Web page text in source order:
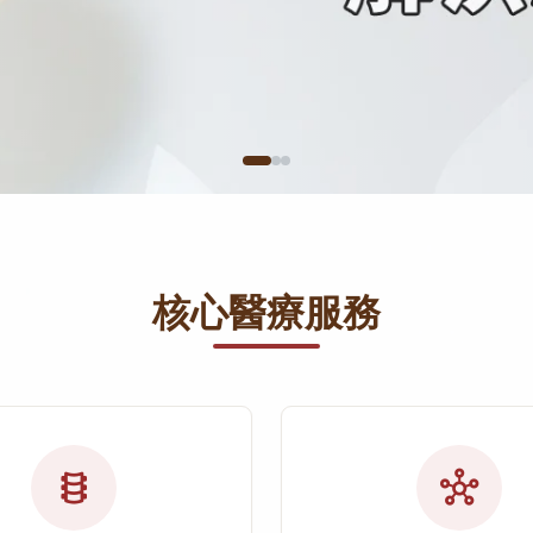
核心醫療服務
orthopedics hub